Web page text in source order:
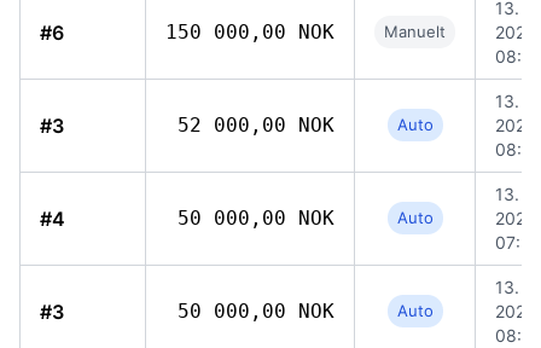
#6 150 000,00 NOK Manuelt
13.
2026,
08:25
#3 52 000,00 NOK Auto
13.
2026,
08:13
#4 50 000,00 NOK Auto
13.
2026,
07:20
#3 50 000,00 NOK Auto
13.
2026,
08:13